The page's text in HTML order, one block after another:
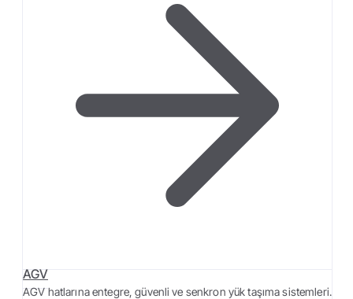
AGV
AGV hatlarına entegre, güvenli ve senkron yük taşıma sistemleri.